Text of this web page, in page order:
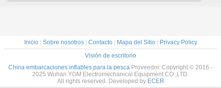
Inicio| Sobre nosotros| Contacto| Mapa del Sitio| Privacy Policy
Visión de escritorio
China embarcaciones inflables para la pesca Proveedor. Copyright © 2016 -
2025 Wuhan YGM Electromechanical Equipment CO.,LTD.
All rights reserved. Developed by ECER